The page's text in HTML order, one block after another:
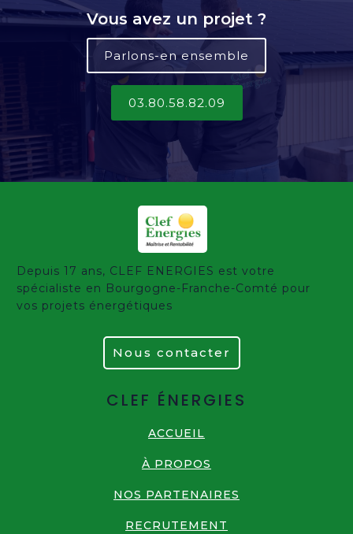
Vous avez un projet ?
Parlons-en ensemble
03.80.58.82.09
Depuis 17 ans, CLEF ENERGIES est votre
spécialiste en Bourgogne-Franche-Comté pour
vos projets énergétiques
Nous contacter
CLEF ÉNERGIES
ACCUEIL
À PROPOS
NOS PARTENAIRES
RECRUTEMENT